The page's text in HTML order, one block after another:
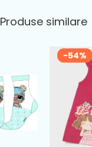
Produse similare
-54%